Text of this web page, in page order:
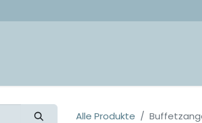
Alle Produkte